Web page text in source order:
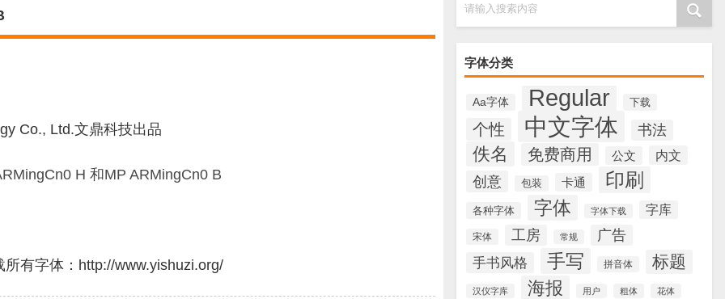
请输入搜索内容
字体分类
Aa字体 Regular 下载
个性 中文字体 书法
佚名 免费商用 公文 内文
创意 包装 卡通 印刷
各种字体 字体 字体下载 字库
宋体 工房 常规
广告
手书风格
手写 拼音体 标题
汉仪字库 海报 用户 粗体 花体
Co., Ltd.文鼎科技出品
有字体：http://www.yishuzi.org/